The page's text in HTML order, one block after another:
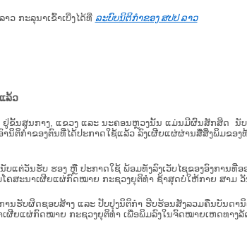
ວ ກະລຸນາເຂົ້າເບີ່ງໄດ້ທີ່ ລະບົບນິຕິກຳຂອງ ສປປ ລາວ
ລ້ວ
ຂັ້ນ​ສູນ​ກາງ, ແຂວງ ແລະ ນະຄອນຫຼວງນັ້ນ ແມ່ນມີຜົນສັກສິດ ນັບ​
ຕິກຳຂອງຕົນທີ່ໄດ້ປະກາດໃຊ້ແລ້ວ ລົງ​ເຜີຍແຜ່​ຜ່ານ​ສື່ສິ່ງພິມຂອ
ຕ່ວັນຮັບ ຮອງ ຫຼື ປະກາດໃຊ້ ພ້ອມທັງລົງເວັບໄຊຂອງອົງການທີ່
ສະນາເຜີຍແຜ່ກົດໝາຍ ກະຊວງຍຸຕິທໍາ ຊ້າສຸດບໍ່ໃຫ້ກາຍ ສາມ ວັ
ຮັບ​ຜິດ​ຊອບ​ສ້າງ ແລະ ປັບ​ປຸງນິ​ຕິ​ກຳ ຮີບຮ້ອນສັງລວມຄືນບັນດາ
ຜີຍແຜ່ກົດໝາຍ ກະຊວງຍຸຕິທໍາ ເພື່ອພິມລົງໃນຈົດໝາຍເຫດທາງ